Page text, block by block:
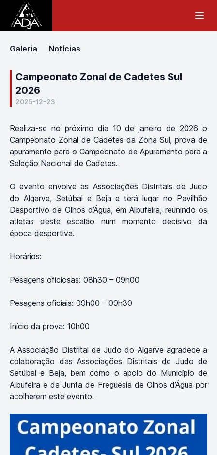
Galeria Notícias
Campeonato Zonal de Cadetes Sul
2026
2025-12-23
Realiza-se no próximo dia 10 de janeiro de 2026 o
Campeonato Zonal de Cadetes da Zona Sul, prova de
apuramento para o Campeonato de Apuramento para a
Seleção Nacional de Cadetes.
O evento envolve as Associações Distritais de Judo
do Algarve, Setúbal e Beja e terá lugar no Pavilhão
Desportivo de Olhos d’Água, em Albufeira, reunindo os
atletas deste escalão num momento decisivo da
época desportiva.
Horários:
Pesagens oficiosas: 08h30 – 09h00
Pesagens oficiais: 09h00 – 09h30
Início da prova: 10h00
A Associação Distrital de Judo do Algarve agradece a
colaboração das Associações Distritais de Judo de
Setúbal e Beja, bem como o apoio do Município de
Albufeira e da Junta de Freguesia de Olhos d’Água por
acolherem este evento.